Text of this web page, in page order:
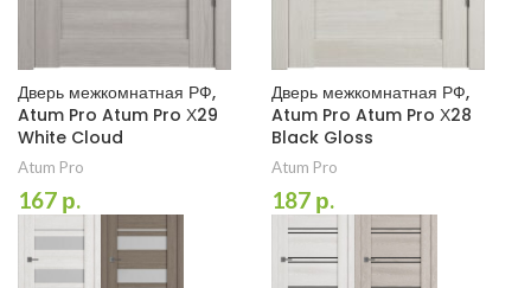
Дверь межкомнатная РФ,
Atum Pro Atum Pro Х29
White Cloud
Atum Pro
167 р.
Дверь межкомнатная РФ,
Atum Pro Atum Pro Х28
Black Gloss
Atum Pro
187 р.